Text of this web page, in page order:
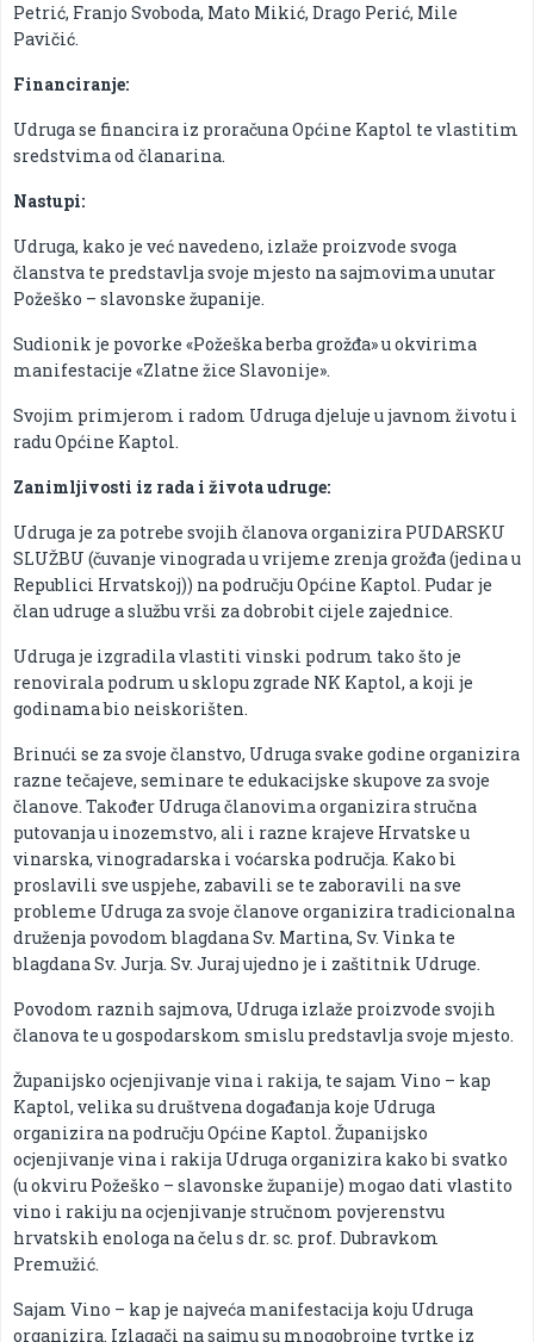
Petrić, Franjo Svoboda, Mato Mikić, Drago Perić, Mile
Pavičić.
Financiranje:
Udruga se financira iz proračuna Općine Kaptol te vlastitim
sredstvima od članarina.
Nastupi:
Udruga, kako je već navedeno, izlaže proizvode svoga
članstva te predstavlja svoje mjesto na sajmovima unutar
Požeško – slavonske županije.
Sudionik je povorke «Požeška berba grožđa» u okvirima
manifestacije «Zlatne žice Slavonije».
Svojim primjerom i radom Udruga djeluje u javnom životu i
radu Općine Kaptol.
Zanimljivosti iz rada i života udruge:
Udruga je za potrebe svojih članova organizira PUDARSKU
SLUŽBU (čuvanje vinograda u vrijeme zrenja grožđa (jedina u
Republici Hrvatskoj)) na području Općine Kaptol. Pudar je
član udruge a službu vrši za dobrobit cijele zajednice.
Udruga je izgradila vlastiti vinski podrum tako što je
renovirala podrum u sklopu zgrade NK Kaptol, a koji je
godinama bio neiskorišten.
Brinući se za svoje članstvo, Udruga svake godine organizira
razne tečajeve, seminare te edukacijske skupove za svoje
članove. Također Udruga članovima organizira stručna
putovanja u inozemstvo, ali i razne krajeve Hrvatske u
vinarska, vinogradarska i voćarska područja. Kako bi
proslavili sve uspjehe, zabavili se te zaboravili na sve
probleme Udruga za svoje članove organizira tradicionalna
druženja povodom blagdana Sv. Martina, Sv. Vinka te
blagdana Sv. Jurja. Sv. Juraj ujedno je i zaštitnik Udruge.
Povodom raznih sajmova, Udruga izlaže proizvode svojih
članova te u gospodarskom smislu predstavlja svoje mjesto.
Županijsko ocjenjivanje vina i rakija, te sajam Vino – kap
Kaptol, velika su društvena događanja koje Udruga
organizira na području Općine Kaptol. Županijsko
ocjenjivanje vina i rakija Udruga organizira kako bi svatko
(u okviru Požeško – slavonske županije) mogao dati vlastito
vino i rakiju na ocjenjivanje stručnom povjerenstvu
hrvatskih enologa na čelu s dr. sc. prof. Dubravkom
Premužić.
Sajam Vino – kap je najveća manifestacija koju Udruga
organizira. Izlagači na sajmu su mnogobrojne tvrtke iz